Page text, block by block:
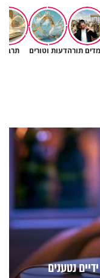
תורהדעות וטורים
מחממי ידיים נטענים